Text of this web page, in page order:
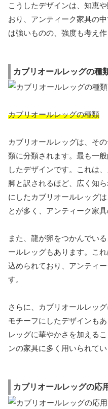
こうしたデザインは、知恵
おり、アンティーク家具の
は強いものの、強度も考え作
カブリオールレッグの種
カブリオールレッグの種類
カブリオールレッグは、そ
類に分類されます。最も一
したデザインです。これは
脚と訳されるほど、広く知
にしたカブリオールレッグ
とが多く、アンティーク家
また、龍が卵をつかんでい
ールレッグもあります。こ
込められており、アンティ
す。
さらに、カブリオールレッ
モチーフにしたデザインも
レッグに華やかさを加える
ンの家具に多く用いられてい
カブリオールレッグの応